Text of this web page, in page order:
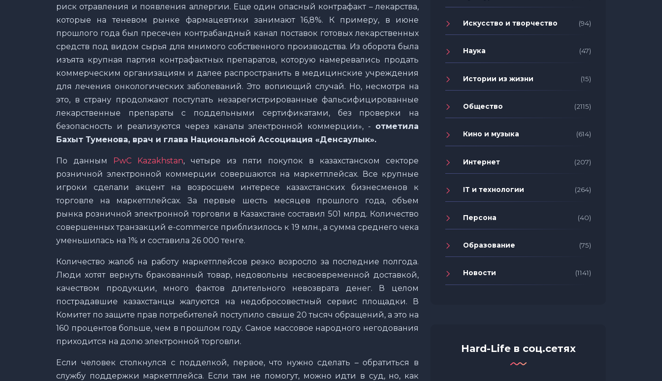
риск отравления и появления аллергии. Еще один опасный контрафакт – лекарства,
которые на теневом рынке фармацевтики занимают 16,8%. К примеру, в июне
прошлого года был пресечен контрабандный канал поставок готовых лекарственных
средств под видом сырья для мнимого собственного производства. Из оборота была
изъята крупная партия контрафактных препаратов, которую намеревались продать
коммерческим организациям и далее распространить в медицинские учреждения
для лечения онкологических заболеваний. Это вопиющий случай. Но, несмотря на
это, в страну продолжают поступать незарегистрированные фальсифицированные
лекарственные препараты с поддельными сертификатами, без проверки на
безопасность и реализуются через каналы электронной коммерции», - отметила
Бахыт Туменова, врач и глава Национальной Ассоциация «Денсаулык».
По данным PwC Kazakhstan, четыре из пяти покупок в казахстанском секторе
розничной электронной коммерции совершаются на маркетплейсах. Все крупные
игроки сделали акцент на возросшем интересе казахстанских бизнесменов к
торговле на маркетплейсах. За первые шесть месяцев прошлого года, объем
рынка розничной электронной торговли в Казахстане составил 501 млрд. Количество
совершенных транзакций e-commerce приблизилось к 19 млн., а сумма среднего чека
уменьшилась на 1% и составила 26 000 тенге.
Количество жалоб на работу маркетплейсов резко возросло за последние полгода.
Люди хотят вернуть бракованный товар, недовольны несвоевременной доставкой,
качеством продукции, много фактов длительного невозврата денег. В целом
пострадавшие казахстанцы жалуются на недобросовестный сервис площадки. В
Комитет по защите прав потребителей поступило свыше 20 тысяч обращений, а это на
160 процентов больше, чем в прошлом году. Самое массовое народного негодования
приходится на долю электронной торговли.
Если человек столкнулся с подделкой, первое, что нужно сделать – обратиться в
службу поддержки маркетплейса. Если там не помогут, можно идти в суд, но, как
Искусство и творчество (94)
Наука (47)
Истории из жизни (15)
Общество (2115)
Кино и музыка (614)
Интернет (207)
IT и технологии (264)
Персона (40)
Образование (75)
Новости (1141)
Hard-Life в соц.сетях